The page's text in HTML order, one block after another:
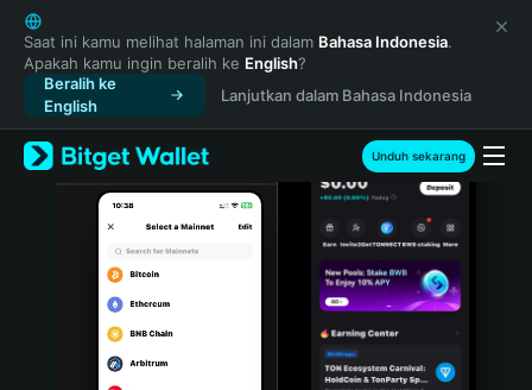
English
日本語
Tiếng Việt
Русский
Español (Latinoamérica)
Türkçe
Italiano
Português (Portugal)
Bahasa Indonesia
Saat ini kamu melihat halaman ini dalam Bahasa Indonesia.
Apakah kamu ingin beralih ke English?
Beralih ke
English
Lanjutkan dalam Bahasa Indonesia
Unduh sekarang